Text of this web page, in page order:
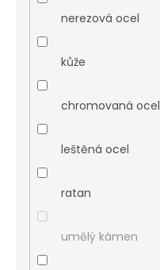
nerezová ocel
kůže
chromovaná ocel
leštěná ocel
ratan
umělý kámen